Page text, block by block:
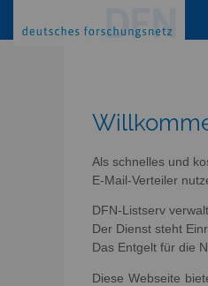
Als schnelles und
E-Mail-Verteiler
DFN-Listserv
Der Dienst steht
Das Entgelt für die
Diese Webseite